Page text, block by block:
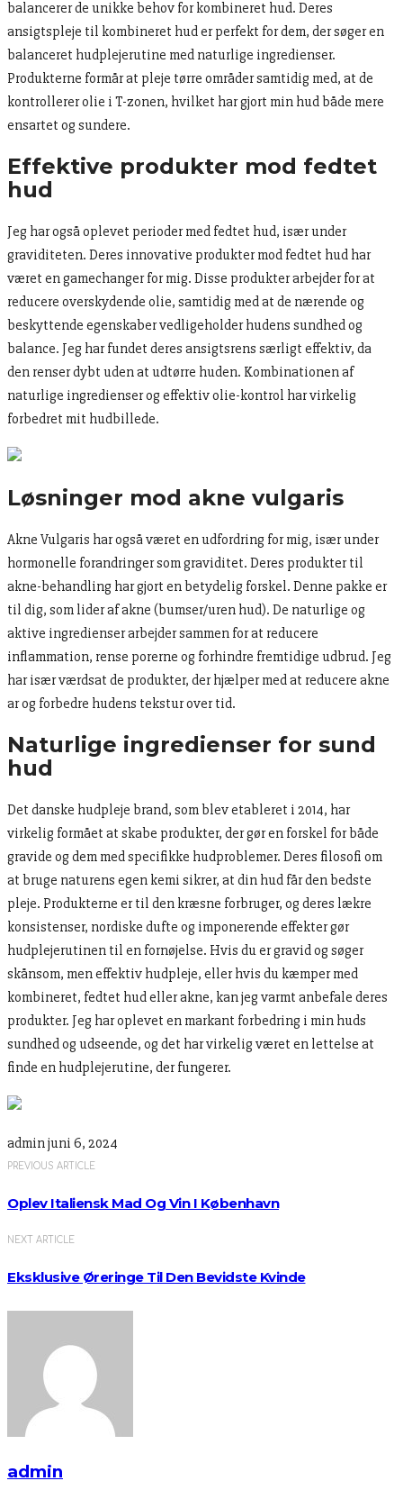
balancerer de unikke behov for kombineret hud. Deres
ansigtspleje til kombineret hud er perfekt for dem, der søger en
balanceret hudplejerutine med naturlige ingredienser.
Produkterne formår at pleje tørre områder samtidig med, at de
kontrollerer olie i T-zonen, hvilket har gjort min hud både mere
ensartet og sundere.
Effektive produkter mod fedtet
hud
Jeg har også oplevet perioder med fedtet hud, især under
graviditeten. Deres innovative produkter mod fedtet hud har
været en gamechanger for mig. Disse produkter arbejder for at
reducere overskydende olie, samtidig med at de nærende og
beskyttende egenskaber vedligeholder hudens sundhed og
balance. Jeg har fundet deres ansigtsrens særligt effektiv, da
den renser dybt uden at udtørre huden. Kombinationen af
naturlige ingredienser og effektiv olie-kontrol har virkelig
forbedret mit hudbillede.
Løsninger mod akne vulgaris
Akne Vulgaris har også været en udfordring for mig, især under
hormonelle forandringer som graviditet. Deres produkter til
akne-behandling har gjort en betydelig forskel. Denne pakke er
til dig, som lider af akne (bumser/uren hud). De naturlige og
aktive ingredienser arbejder sammen for at reducere
inflammation, rense porerne og forhindre fremtidige udbrud. Jeg
har især værdsat de produkter, der hjælper med at reducere akne
ar og forbedre hudens tekstur over tid.
Naturlige ingredienser for sund
hud
Det danske hudpleje brand, som blev etableret i 2014, har
virkelig formået at skabe produkter, der gør en forskel for både
gravide og dem med specifikke hudproblemer. Deres filosofi om
at bruge naturens egen kemi sikrer, at din hud får den bedste
pleje. Produkterne er til den kræsne forbruger, og deres lækre
konsistenser, nordiske dufte og imponerende effekter gør
hudplejerutinen til en fornøjelse. Hvis du er gravid og søger
skånsom, men effektiv hudpleje, eller hvis du kæmper med
kombineret, fedtet hud eller akne, kan jeg varmt anbefale deres
produkter. Jeg har oplevet en markant forbedring i min huds
sundhed og udseende, og det har virkelig været en lettelse at
finde en hudplejerutine, der fungerer.
adminjuni 6, 2024
PREVIOUS ARTICLE
Oplev Italiensk Mad Og Vin I København
NEXT ARTICLE
Eksklusive Øreringe Til Den Bevidste Kvinde
admin